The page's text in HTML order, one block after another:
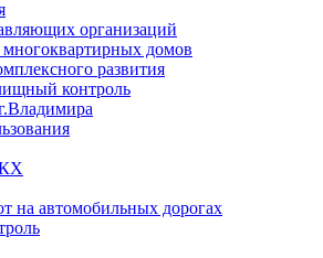
организаций
домов
развития
контроль
на автомобильных дорогах